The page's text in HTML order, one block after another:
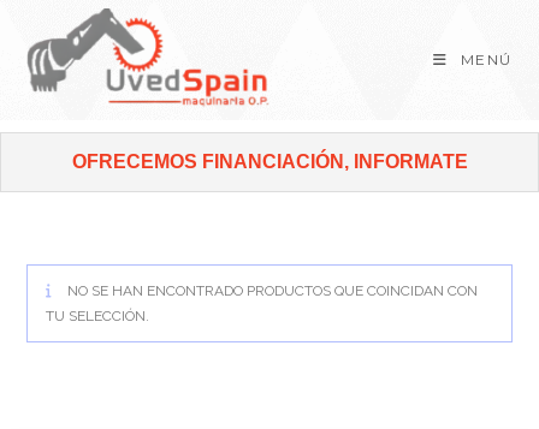
MENÚ
OFRECEMOS FINANCIACIÓN, INFORMATE
NO SE HAN ENCONTRADO PRODUCTOS QUE COINCIDAN CON
TU SELECCIÓN.